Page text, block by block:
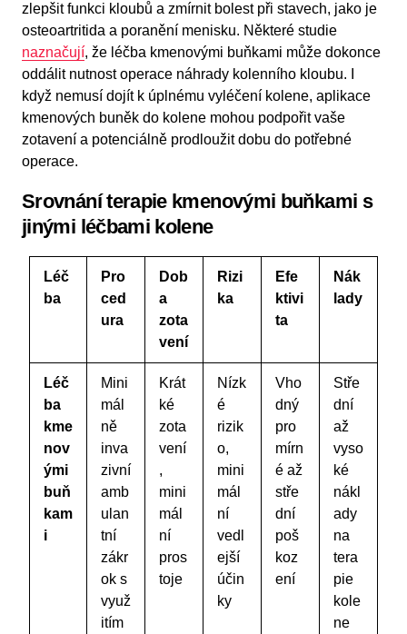
zlepšit funkci kloubů a zmírnit bolest při stavech, jako je
osteoartritida a poranění menisku. Některé studie
naznačují, že léčba kmenovými buňkami může dokonce
oddálit nutnost operace náhrady kolenního kloubu. I
když nemusí dojít k úplnému vyléčení kolene, aplikace
kmenových buněk do kolene mohou podpořit vaše
zotavení a potenciálně prodloužit dobu do potřebné
operace.
Srovnání terapie kmenovými buňkami s
jinými léčbami kolene
Léč
ba
Pro
ced
ura
Dob
a
zota
vení
Rizi
ka
Efe
ktivi
ta
Nák
lady
Léč
ba
kme
nov
ými
buň
kam
i
Mini
mál
ně
inva
zivní
amb
ulan
tní
zákr
ok s
využ
itím
Krát
ké
zota
vení
,
mini
mál
ní
pros
toje
Nízk
é
rizik
o,
mini
mál
ní
vedl
ejší
účin
ky
Vho
dný
pro
mírn
é až
stře
dní
poš
koz
ení
Stře
dní
až
vyso
ké
nákl
ady
na
tera
pie
kole
ne